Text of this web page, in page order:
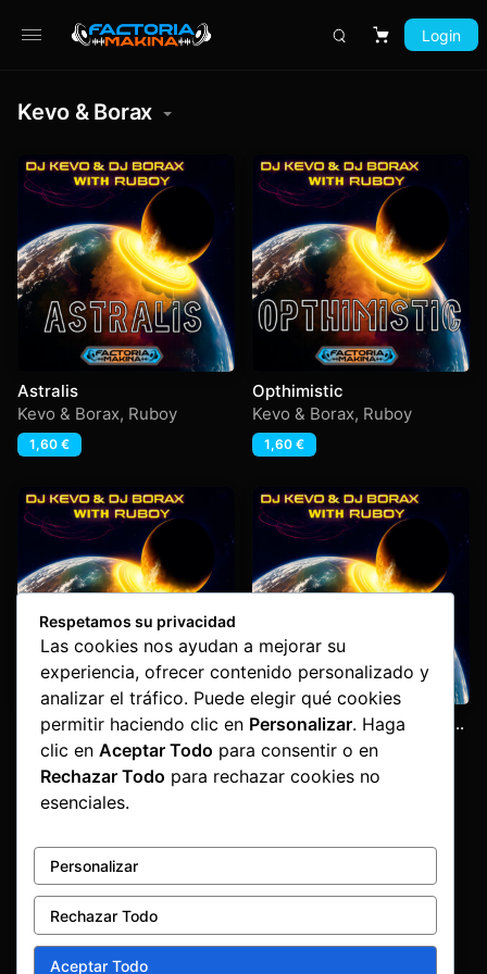
Carrito
Login
Kevo & Borax
Astralis
Kevo & Borax, Ruboy
1,60 €
Opthimistic
Kevo & Borax, Ruboy
1,60 €
Overgain Base
Kevo & Borax,Ruboy
1,60€
Ruboy VS Kevo & Borax –
Astralis
Kevo & Borax ,Ruboy
4,20€
Respetamos su privacidad
Las cookies nos ayudan a mejorar su
experiencia, ofrecer contenido personalizado y
analizar el tráfico. Puede elegir qué cookies
permitir haciendo clic en Personalizar. Haga
clic en Aceptar Todo para consentir o en
Rechazar Todo para rechazar cookies no
esenciales.
Personalizar
Rechazar Todo
Aceptar Todo